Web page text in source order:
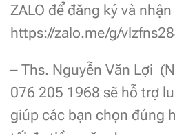
ZALO để đăng ký và
https://zalo.me/g/
– Ths. Nguyễn Văn Lợi
076 205 1968 sẽ hỗ trợ
giúp các bạn chọn đúng